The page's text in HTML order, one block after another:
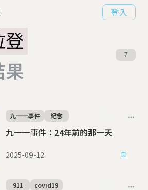
登入
登
果
7
九一一事件：24年前的那一天
九一一事件 紀念
2025-09-12
911 covid19